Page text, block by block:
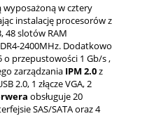
wyposażoną w cztery
instalację procesorów z
48 slotów RAM
2400MHz. Dodatkowo
o przepustowości 1 Gb/s ,
zarządzania IPM 2.0z
2.0, 1 złącze VGA, 2
obsługuje 20
SAS/SATA oraz 4